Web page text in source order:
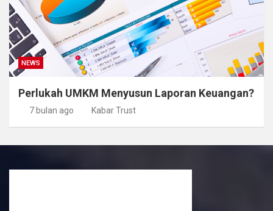
NEWS
Perlukah UMKM Menyusun Laporan Keuangan?
7 bulan ago Kabar Trust